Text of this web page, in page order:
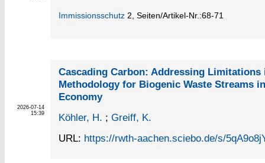
Immissionsschutz 2, Seiten/Artikel-Nr.:68-71
2026-07-14
15:39
Cascading Carbon: Addressing Limitations
Methodology for Biogenic Waste Streams
Economy
Köhler, H. ; Greiff, K.
URL: https://rwth-aachen.sciebo.de/s/